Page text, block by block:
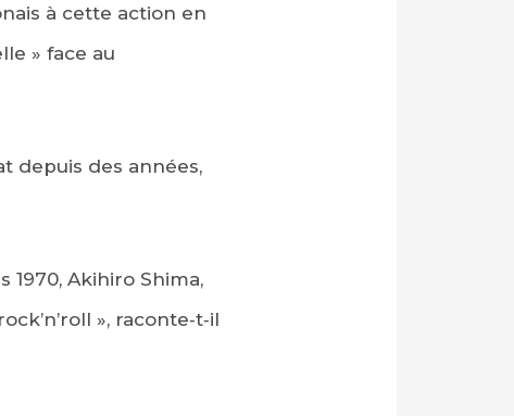
à cette action en
» face au
depuis des années,
Akihiro Shima,
», raconte‑t‑il